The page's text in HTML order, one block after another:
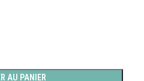
AU PANIER